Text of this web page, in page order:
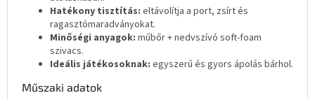
Hatékony tisztítás: eltávolítja a port, zsírt és
ragasztómaradványokat.
Minőségi anyagok: műbőr + nedvszívó soft-foam
szivacs.
Ideális játékosoknak: egyszerű és gyors ápolás bárhol.
Műszaki adatok